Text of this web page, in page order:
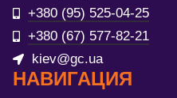
+380 (95) 525-04-25
+380 (67) 577-82-21
kiev@gc.ua
НАВИГАЦИЯ